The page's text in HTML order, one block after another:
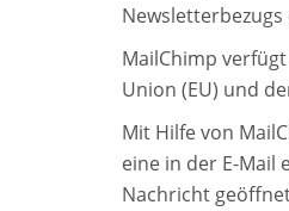
Newsletterbezugs
MailChimp
Union (EU) und
Mit Hilfe von
eine in der E-Mail
Nachricht